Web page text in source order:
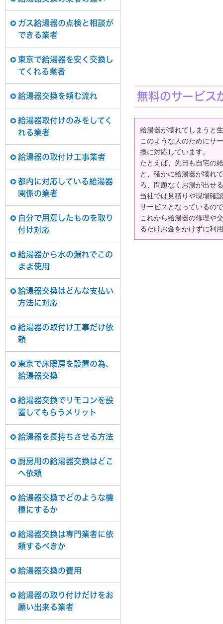
ガス給湯器の点検と相談が
できる業者
東京で給湯器を安く交換し
てくれる業者
給湯器交換を頼む流れ
給湯器取付けのみをしてく
れる業者
給湯器の取付け工事業者
都内に対応している給湯器
関係の業者
自分で用意したものを取り
付け対応
給湯器から水の漏れでこの
まま使用
給湯器交換はどんな支払い
方法に対応
給湯器の取付け工事だけ依
頼
東京で床暖房を設置の為、
給湯器交換
給湯器交換でリモコンを設
置してもらうメリット
給湯器を長持ちさせる方法
厨房用の給湯器交換はどこ
へ依頼
給湯器交換でどのような機
種にするか
給湯器交換は専門業者に依
頼するべきか
給湯器交換の費用
給湯器の取り付けだけをお
願い出来る業者
無料のサービス
給湯器が壊れてしまうと
このような人のためにサ
換に対応しています。
たとえば、先日も自宅の
と、確かに給湯器が壊れ
ろ、問題なくお湯が出せ
当社では見積りや現場確
サービスとなっているの
これから給湯器の修理や
るだけお金をかけずに利